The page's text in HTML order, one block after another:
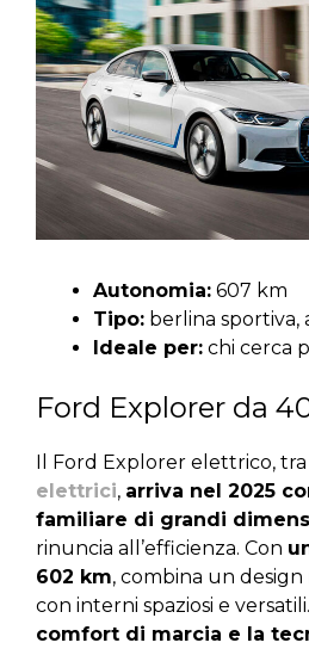
Autonomia: 607 km
Tipo: berlina
Ideale per: chi cerca
Ford Explorer da
Il Ford Explorer elettrico, tra
elettrici, arriva nel 2025
familiare di grandi
rinuncia all’efficienza. Con
602 km, combina un
con interni spaziosi e versatili.
comfort di marcia e la